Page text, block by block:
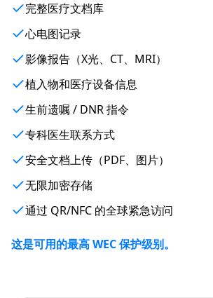
完整医疗文档库
心电图记录
影像报告（X光、CT、MRI）
植入物和医疗设备信息
生前遗嘱 / DNR 指令
专科医生联系方式
安全文档上传（PDF、图片）
无限加密存储
通过 QR/NFC 的全球紧急访问
这是可用的最高 WEC 保护级别。